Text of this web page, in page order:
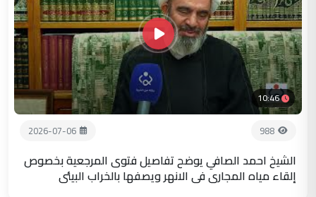
10:46
988
2026-07-06
الشيخ احمد الصافي يوضح تفاصيل فتوى المرجعية بخصوص
إلقاء مياه المجاري في الانهر ويصفها بالخراب البيئي